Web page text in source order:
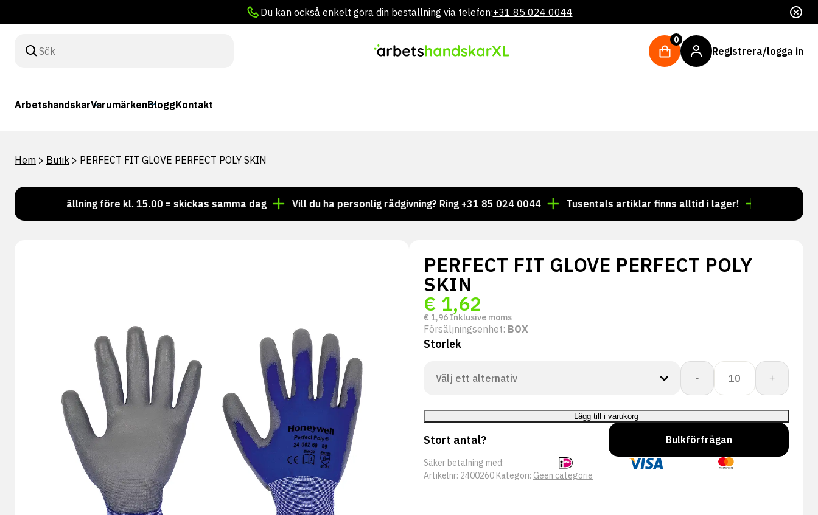
Du kan också enkelt göra din beställning via telefon:+31 85 024 0044
0
Registrera/logga in
ArbetshandskarVarumärkenBloggKontakt
Hem > Butik > PERFECT FIT GLOVE PERFECT POLY SKIN
Beställning före kl. 15.00 = skickas samma dag Vill du ha personlig rådgivning? Ring +31 85 024 0044 Tusentals artiklar finns alltid i lager! Beställning före
PERFECT FIT GLOVE PERFECT POLY
SKIN
€ 1,62
€ 1,96 Inklusive moms
Försäljningsenhet: BOX
Storlek
-
PERFECT
GLOVE
PERFECT
POLY
SKIN
mängd
+
Lägg till i varukorg
Stort antal? Bulkförfrågan
Säker betalning med:
Artikelnr: 2400260 Kategori: Geen categorie